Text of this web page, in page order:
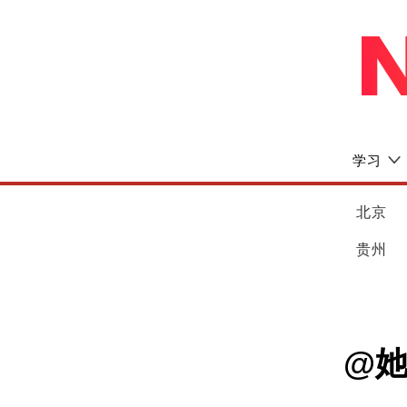
学习
北京
贵州
@